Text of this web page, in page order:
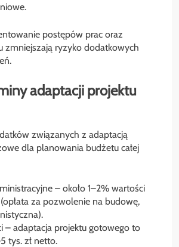
postępów prac oraz
zmniejszają ryzyko dodatkowych
adaptacji projektu
związanych z adaptacją
dla planowania budżetu całej
– około 1–2% wartości
za pozwolenie na budowę,
– adaptacja projektu gotowego to
tys. zł netto.